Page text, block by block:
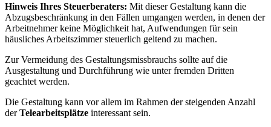
Hinweis Ihres Steuerberaters: Mit dieser Gestaltung kann die
Abzugsbeschränkung in den Fällen umgangen werden, in denen der
Arbeitnehmer keine Möglichkeit hat, Aufwendungen für sein
häusliches Arbeitszimmer steuerlich geltend zu machen.
Zur Vermeidung des Gestaltungsmissbrauchs sollte auf die
Ausgestaltung und Durchführung wie unter fremden Dritten
geachtet werden.
Die Gestaltung kann vor allem im Rahmen der steigenden Anzahl
derTelearbeitsplätze interessant sein.